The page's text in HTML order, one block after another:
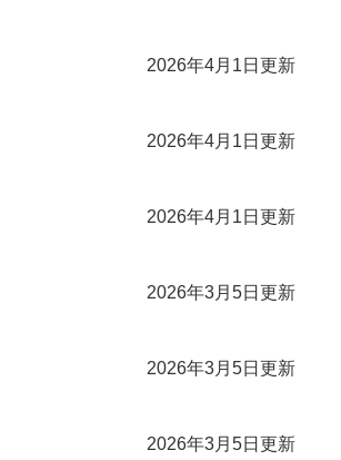
2026年4月1日更新
2026年4月1日更新
2026年4月1日更新
2026年3月5日更新
2026年3月5日更新
2026年3月5日更新